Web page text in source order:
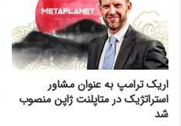
اریک ترامپ به عنوان مشاور
استراتژیک در متاپلنت ژاپن منصوب
شد